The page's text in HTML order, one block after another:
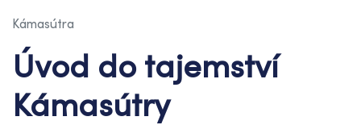
Kámasútra
Úvod do tajemství
Kámasútry